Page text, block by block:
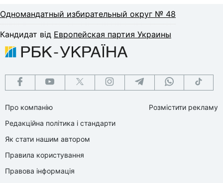
Одномандатный избирательный округ № 48
Кандидат від Европейская партия Украины
Про компанію
Редакційна політика і стандарти
Як стати нашим автором
Правила користування
Правова інформація
Розмістити рекламу